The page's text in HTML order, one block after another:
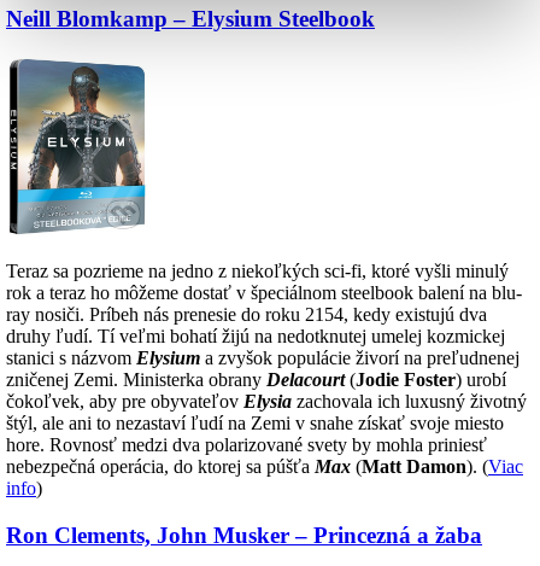
Neill Blomkamp – Elysium Steelbook
Teraz sa pozrieme na jedno z niekoľkých sci-fi, ktoré vyšli minulý
rok a teraz ho môžeme dostať v špeciálnom steelbook balení na blu-
ray nosiči. Príbeh nás prenesie do roku 2154, kedy existujú dva
druhy ľudí. Tí veľmi bohatí žijú na nedotknutej umelej kozmickej
stanici s názvom Elysium a zvyšok populácie živorí na preľudnenej
zničenej Zemi. Ministerka obrany Delacourt(Jodie Foster) urobí
čokoľvek, aby pre obyvateľov Elysia zachovala ich luxusný životný
štýl, ale ani to nezastaví ľudí na Zemi v snahe získať svoje miesto
hore. Rovnosť medzi dva polarizované svety by mohla priniesť
nebezpečná operácia, do ktorej sa púšťa Max (Matt Damon). (Viac
info)
Ron Clements, John Musker – Princezná a žaba